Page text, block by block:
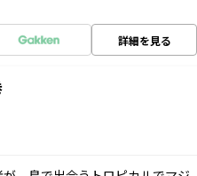
詳細を見る